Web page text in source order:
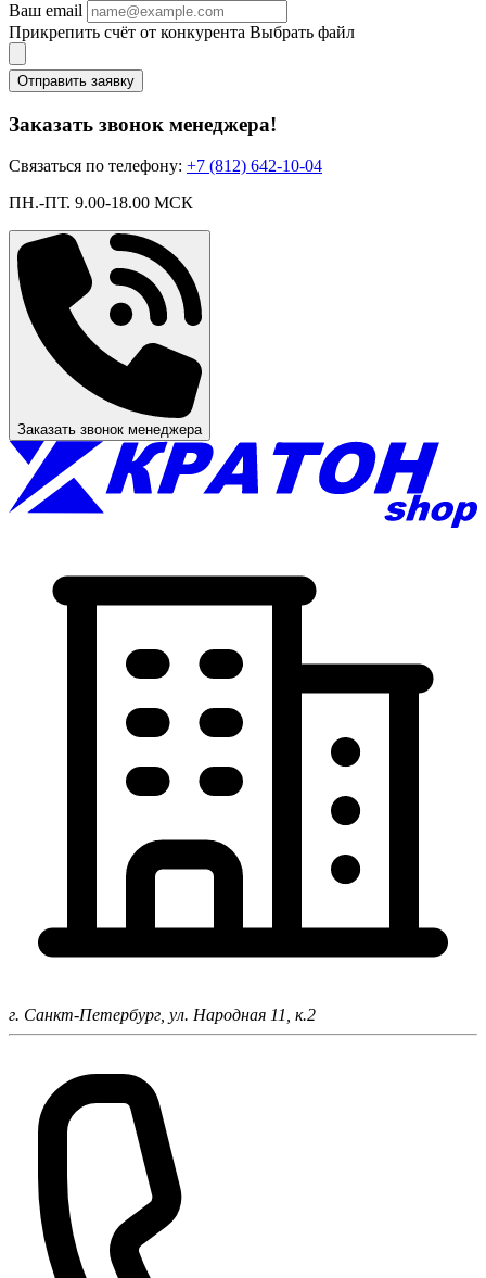
Ваш email
Прикрепить счёт от конкурента Выбрать файл
Отправить заявку
Заказать звонок менеджера!
Связаться по телефону: +7 (812) 642-10-04
ПН.-ПТ. 9.00-18.00 МСК
Заказать звонок менеджера
г. Санкт-Петербург, ул. Народная 11, к.2